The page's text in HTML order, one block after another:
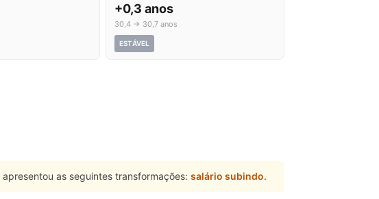
+0,3 anos
30,4 → 30,7 anos
ESTÁVEL
apresentou as seguintes transformações: salário subindo.